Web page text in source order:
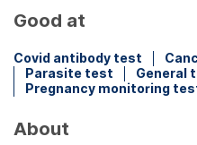
Good at
Covid antibody test
Parasite test
General
Pregnancy monitoring
About